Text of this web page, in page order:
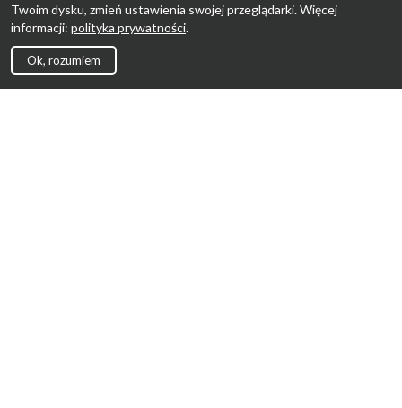
Twoim dysku, zmień ustawienia swojej przeglądarki. Więcej
informacji: polityka prywatności.
Ok, rozumiem